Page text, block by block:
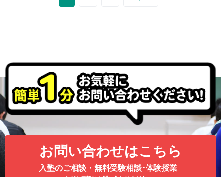
お問い合わせはこちら
入塾のご相談・無料受験相談･体験授業